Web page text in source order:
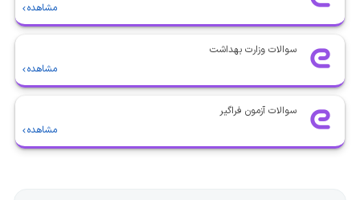
مشاهده
سوالات وزارت بهداشت
مشاهده
سوالات آزمون فراگیر
مشاهده